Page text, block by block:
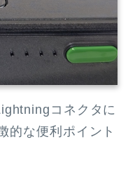
コネクタに
的な便利ポイント